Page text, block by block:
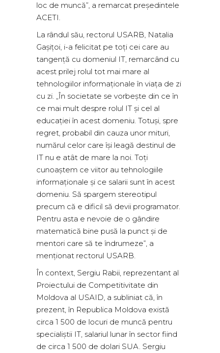
loc de muncă”, a remarcat președintele
ACETI.
La rândul său, rectorul USARB, Natalia
Gașițoi, i-a felicitat pe toți cei care au
tangență cu domeniul IT, remarcând cu
acest prilej rolul tot mai mare al
tehnologiilor informaționale în viața de zi
cu zi. „În societate se vorbește din ce în
ce mai mult despre rolul IT și cel al
educației în acest domeniu. Totuși, spre
regret, probabil din cauza unor mituri,
numărul celor care își leagă destinul de
IT nu e atât de mare la noi. Toți
cunoaștem ce viitor au tehnologiile
informaționale și ce salarii sunt în acest
domeniu. Să spargem stereotipul
precum că e dificil să devii programator.
Pentru asta e nevoie de o gândire
matematică bine pusă la punct și de
mentori care să te îndrumeze”, a
menționat rectorul USARB.
În context, Sergiu Rabii, reprezentant al
Proiectului de Competitivitate din
Moldova al USAID, a subliniat că, în
prezent, în Republica Moldova există
circa 1 500 de locuri de muncă pentru
specialiștii IT, salariul lunar în sector fiind
de circa 1 500 de dolari SUA. Sergiu